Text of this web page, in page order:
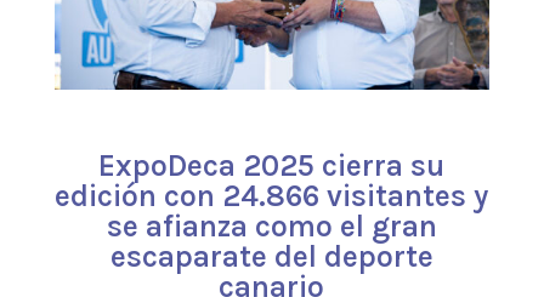
ExpoDeca 2025 cierra su
edición con 24.866 visitantes y
se afianza como el gran
escaparate del deporte
canario